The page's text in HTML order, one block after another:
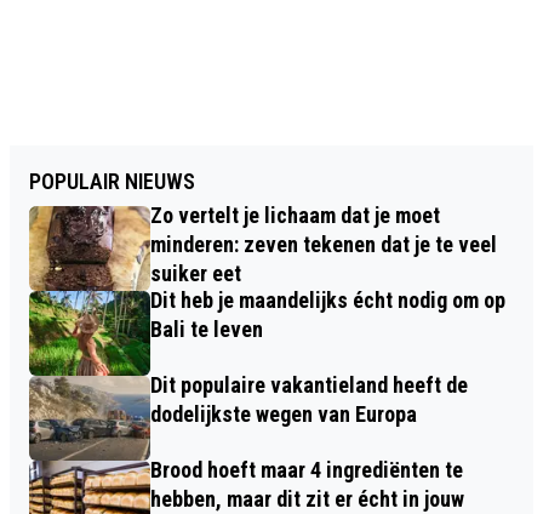
POPULAIR NIEUWS
Zo vertelt je lichaam dat je moet
minderen: zeven tekenen dat je te veel
suiker eet
Dit heb je maandelijks écht nodig om op
Bali te leven
Dit populaire vakantieland heeft de
dodelijkste wegen van Europa
Brood hoeft maar 4 ingrediënten te
hebben, maar dit zit er écht in jouw